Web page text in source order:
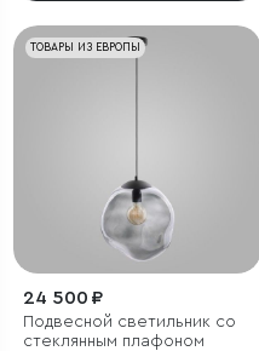
ТОВАРЫ ИЗ ЕВРОПЫ
24 500 ₽
Подвесной светильник со
стеклянным плафоном